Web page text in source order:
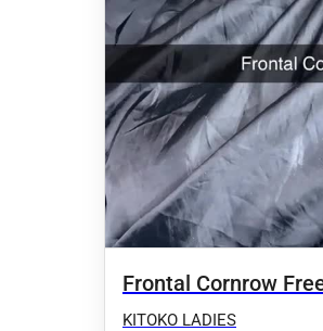
Frontal Cornrow
KITOKO LADIES